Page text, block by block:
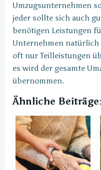
Umzugsunternehmen
jeder sollte sich auch
benötigen Leistungen
Unternehmen natürlich
oft nur Teilleistungen
es wird der gesamte
übernommen.
Ähnliche Beiträge: